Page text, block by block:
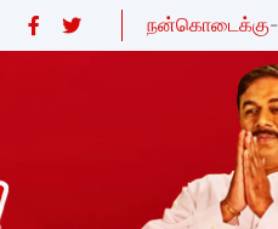
நன்கொடைக்கு-